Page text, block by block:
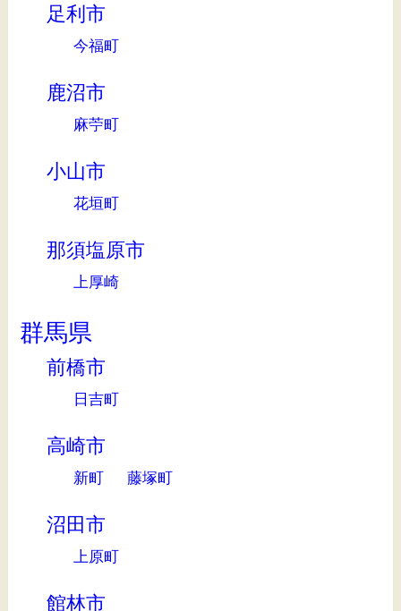
足利市
今福町
鹿沼市
麻苧町
小山市
花垣町
那須塩原市
上厚崎
群馬県
前橋市
日吉町
高崎市
新町 藤塚町
沼田市
上原町
館林市